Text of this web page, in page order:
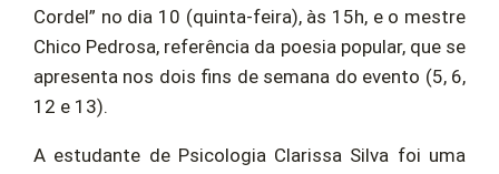
Cordel” no dia 10 (quinta-feira), às 15h, e o mestre
Chico Pedrosa, referência da poesia popular, que se
apresenta nos dois fins de semana do evento (5, 6,
12 e 13).
A estudante de Psicologia Clarissa Silva foi uma